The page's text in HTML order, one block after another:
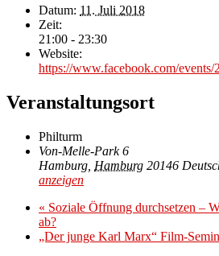
Datum: 11. Juli 2018
Zeit:
21:00 - 23:30
Website:
https://www.facebook.com/events/
Veranstaltungsort
Philturm
Von-Melle-Park 6
Hamburg Hamburg 20146
anzeigen
« Soziale Öffnung durchsetzen –
ab?
„Der junge Karl Marx“ Film-